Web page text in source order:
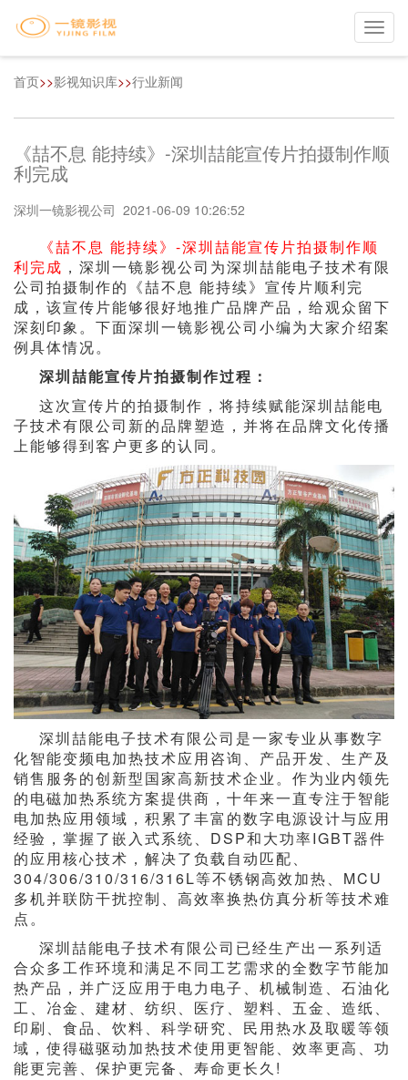
首页>>影视知识库>>行业新闻
《喆不息 能持续》-深圳喆能宣传片拍摄制作顺
利完成
深圳一镜影视公司 2021-06-09 10:26:52
《喆不息 能持续》-深圳喆能宣传片拍摄制作顺
利完成 ，深圳一镜影视公司为深圳喆能电子技术有限
公司拍摄制作的《喆不息 能持续》宣传片顺利完
成，该宣传片能够很好地推广品牌产品，给观众留下
深刻印象。下面深圳一镜影视公司小编为大家介绍案
例具体情况。
深圳喆能宣传片拍摄制作过程：
这次宣传片的拍摄制作，将持续赋能深圳喆能电
子技术有限公司新的品牌塑造，并将在品牌文化传播
上能够得到客户更多的认同。
深圳喆能电子技术有限公司是一家专业从事数字
化智能变频电加热技术应用咨询、产品开发、生产及
销售服务的创新型国家高新技术企业。作为业内领先
的电磁加热系统方案提供商，十年来一直专注于智能
电加热应用领域，积累了丰富的数字电源设计与应用
经验，掌握了嵌入式系统、DSP和大功率IGBT器件
的应用核心技术，解决了负载自动匹配、
304/306/310/316/316L等不锈钢高效加热、MCU
多机并联防干扰控制、高效率换热仿真分析等技术难
点。
深圳喆能电子技术有限公司已经生产出一系列适
合众多工作环境和满足不同工艺需求的全数字节能加
热产品，并广泛应用于电力电子、机械制造、石油化
工、冶金、建材、纺织、医疗、塑料、五金、造纸、
印刷、食品、饮料、科学研究、民用热水及取暖等领
域，使得磁驱动加热技术使用更智能、效率更高、功
能更完善、保护更完备、寿命更长久!